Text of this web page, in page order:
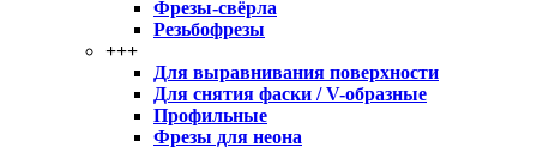
Фрезы-свёрла
Резьбофрезы
+++
Для выравнивания поверхности
Для снятия фаски / V-образные
Профильные
Фрезы для неона